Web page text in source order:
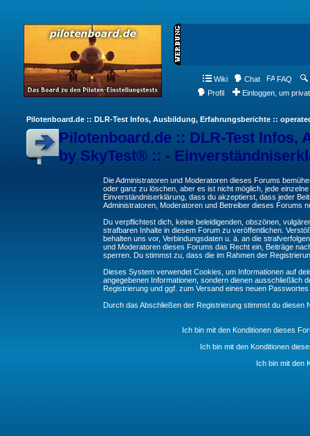
Wiki Chat FAQ
Profil
Einloggen, um
Pilotenboard.de :: DLR-Test Infos, Ausbildung, Erfahrungsberichte ::
Pilotenboard.de :: DLR-Test
by SkyTest® :: -
Die Administratoren und Moderatoren dieses Forums
oder ganz zu löschen, aber es ist nicht möglich, jede
Einverständniserklärung, dass du akzeptierst, dass jeder
Administratoren, Moderatoren und Betreiber dieses Forums
Du verpflichtest dich, keine beleidigenden, obszönen,
strafbaren Inhalte in diesem Forum zu veröffentlichen.
behalten uns vor, Verbindungsdaten u. ä. an die
und Moderatoren dieses Forums das Recht ein, Beiträge
sperren. Du stimmst zu, dass die im Rahmen der
Dieses System verwendet Cookies, um Informationen auf
angegebenen Informationen, sondern dienen ausschließlich
Registrierung und ggf. zum Versand eines neuen
Durch das Abschließen der Registrierung stimmst du diesen
Ich bin mit den Konditionen dieses
Ich bin mit den Konditionen
Ich bin mit den